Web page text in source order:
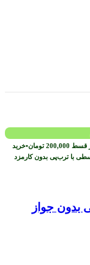
قسط 200,000 تومان•خرید
با ترب‌پی بدون کارمزد
بدون جواز